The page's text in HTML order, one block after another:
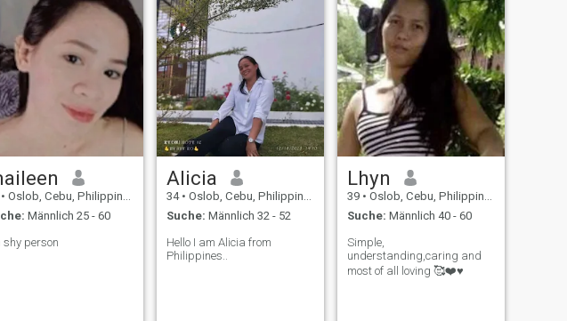
• Oslob, Cebu, Philippinen
Männlich 25 - 60
shy person
Alicia
34 • Oslob, Cebu, Philippinen
Suche: Männlich 32 - 52
Hello I am Alicia from
Philippines..
Lhyn
39 • Oslob, Cebu, Philippinen
Suche: Männlich 40 - 60
Simple,
understanding,caring and
most of all loving 🥰❤️♥️